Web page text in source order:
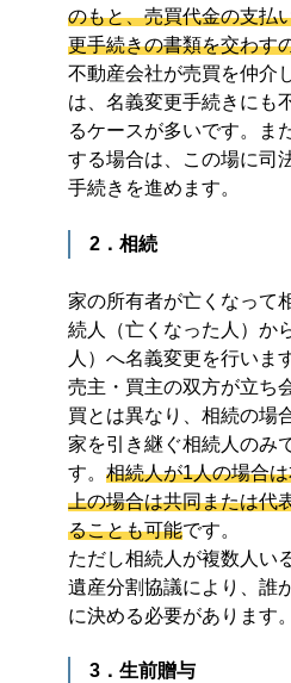
のもと、売買代金の支払
更手続きの書類を交わす
不動産会社が売買を仲介
は、名義変更手続きにも
るケースが多いです。ま
する場合は、この場に司
手続きを進めます。
2．相続
家の所有者が亡くなって
続人（亡くなった人）か
人）へ名義変更を行います
売主・買主の双方が立ち
買とは異なり、相続の場
家を引き継ぐ相続人のみ
す。 相続人が1人の場合
上の場合は共同または代
ることも可能です。
ただし相続人が複数人い
遺産分割協議により、誰
に決める必要があります。
3．生前贈与